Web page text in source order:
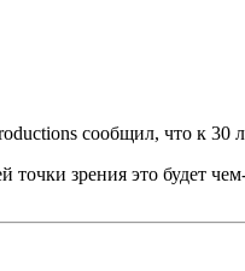
сообщил, что к 30
зрения это будет